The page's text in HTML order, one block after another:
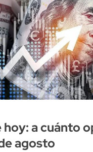
hoy: a cuánto
agosto